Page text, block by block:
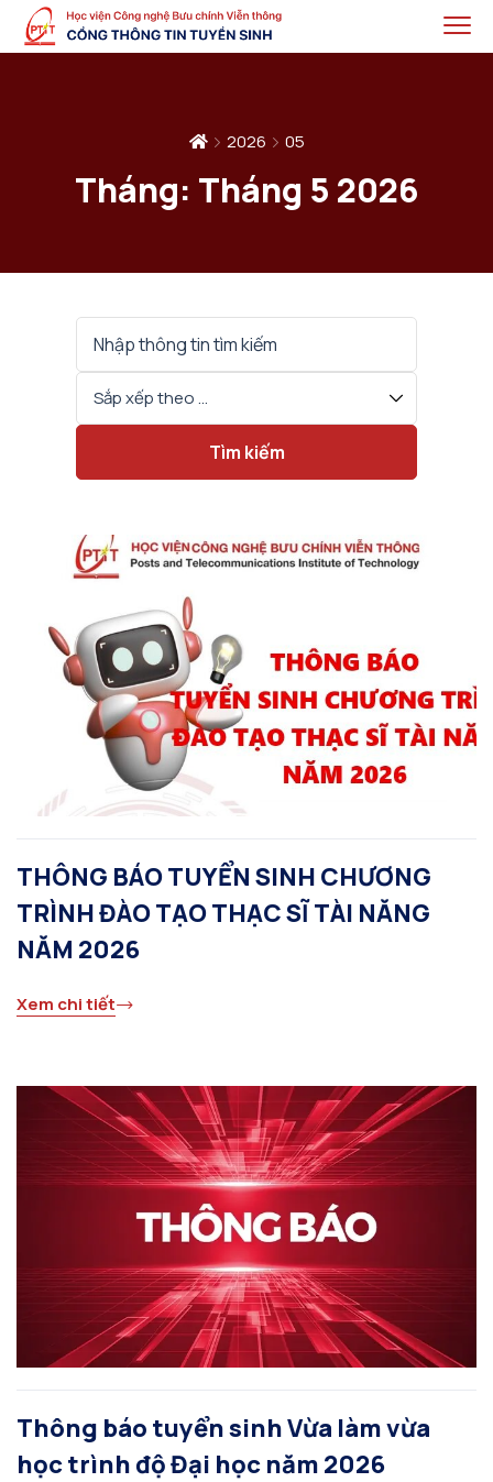
2026 05
Tháng: Tháng 5 2026
THÔNG BÁO TUYỂN SINH CHƯƠNG
TRÌNH ĐÀO TẠO THẠC SĨ TÀI NĂNG
NĂM 2026
Xem chi tiết
Thông báo tuyển sinh Vừa làm vừa
học trình độ Đại học năm 2026